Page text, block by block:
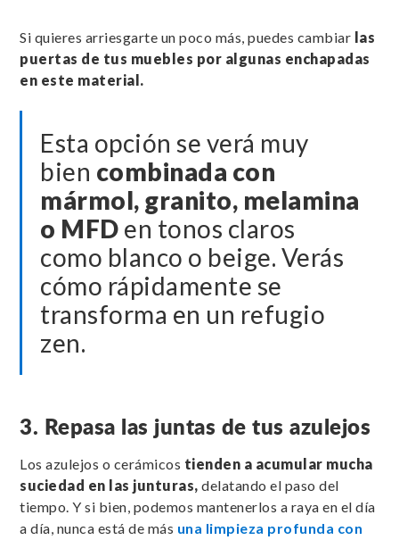
Si quieres arriesgarte un poco más, puedes cambiar las
puertas de tus muebles por algunas enchapadas
en este material.
Esta opción se verá muy
bien combinada con
mármol, granito, melamina
o MFD en tonos claros
como blanco o beige. Verás
cómo rápidamente se
transforma en un refugio
zen.
3. Repasa las juntas de tus azulejos
Los azulejos o cerámicos tienden a acumular mucha
suciedad en las junturas, delatando el paso del
tiempo. Y si bien, podemos mantenerlos a raya en el día
a día, nunca está de más una limpieza profunda con